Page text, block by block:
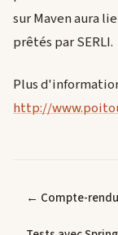
sur Maven aura
prêtés par SERLI.
Plus
http://
← Compte-